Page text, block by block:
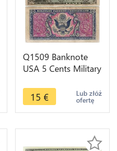
Q1509 Banknote
USA 5 Cents Military
Make offer
15 € Lub złóż
ofertę